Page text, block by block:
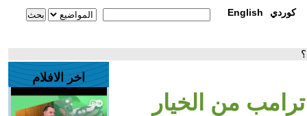
English كوردي
من الخيار
اخر الافلام